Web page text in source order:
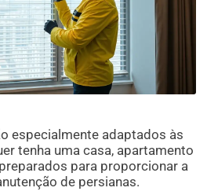
especialmente adaptados às
tenha uma casa, apartamento
para proporcionar a
de persianas.